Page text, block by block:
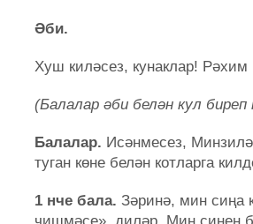
Әби.
Хуш киләсез, кунаклар! Рәхим
(Балалар әби белән кул биреп
Балалар. Исәнмесез,
туган көне белән котларга
1 нче бала. Зәринә, мин сиңа
чишмәсе», диләр. Мин синең